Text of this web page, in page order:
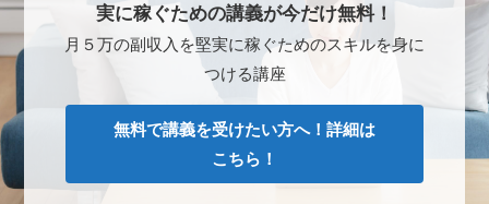
実に稼ぐための講義が今だけ無料！
月５万の副収入を堅実に稼ぐためのスキルを身に
つける講座
無料で講義を受けたい方へ！詳細は
こちら！